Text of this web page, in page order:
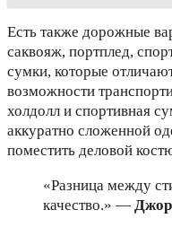
Есть также дорожные
саквояж, портплед,
сумки, которые
возможности
холдолл и спортивная
аккуратно сложенной
поместить деловой
«Разница между
качество.» —